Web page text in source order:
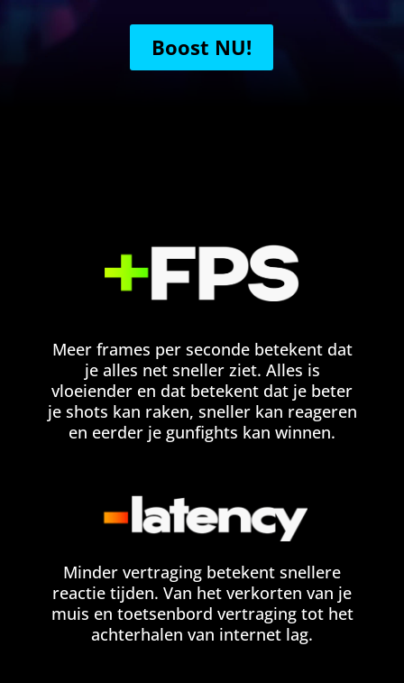
Boost NU!
Meer frames per seconde betekent dat
je alles net sneller ziet. Alles is
vloeiender en dat betekent dat je beter
je shots kan raken, sneller kan reageren
en eerder je gunfights kan winnen.
Minder vertraging betekent snellere
reactie tijden. Van het verkorten van je
muis en toetsenbord vertraging tot het
achterhalen van internet lag.